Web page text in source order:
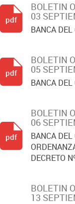
BOLETIN
03
BANCA
pdf
BOLETIN
05
BANCA
pdf
BOLETIN
06
BANCA
DECRETO
pdf
BOLETIN
13